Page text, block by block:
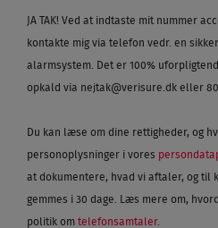
JA TAK! Ved at indtaste mit nummer
kontakte mig via telefon vedr. en
alarmsystem. Det er 100%
opkald via nejtak@verisure.dk eller
Du kan læse om dine rettigheder, og
personoplysninger i vores
at dokumentere, hvad vi aftaler, og til
gemmes i 30 dage. Læs mere om,
politik om telefonsamtaler.